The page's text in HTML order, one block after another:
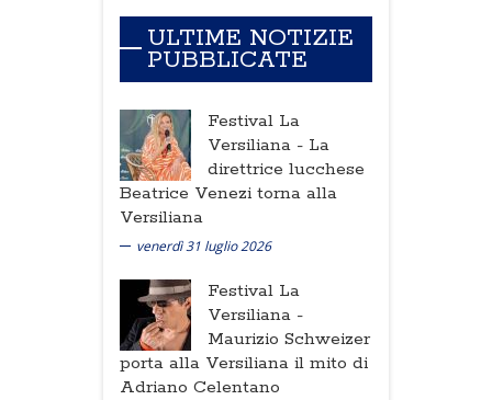
ULTIME NOTIZIE
PUBBLICATE
Festival La
Versiliana - La
direttrice lucchese
Beatrice Venezi torna alla
Versiliana
venerdì 31 luglio 2026
Festival La
Versiliana -
Maurizio Schweizer
porta alla Versiliana il mito di
Adriano Celentano